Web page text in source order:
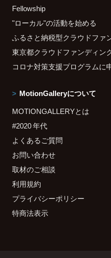
Fellowship
"ローカル"の活動を始める
ふるさと納税型クラウドファ
東京都クラウドファンディン
コロナ対策支援プログラムに
MotionGalleryについて
MOTIONGALLERYとは
#2020 年代
よくあるご質問
お問い合わせ
取材のご相談
利用規約
プライバシーポリシー
特商法表示